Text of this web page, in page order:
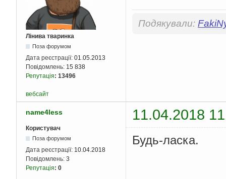
private int
Bird()
{
Console
Лінива тваринка
Поза форумом
Дата реєстрації: 01.05.2013
Повідомлень: 15 838
Репутація: 13496
Подякували:
вебсайт
name4less 11.04.2018
Користувач
Поза форумом
Дата реєстрації: 10.04.2018
Повідомлень: 3
Репутація: 0
Будь-ласка.